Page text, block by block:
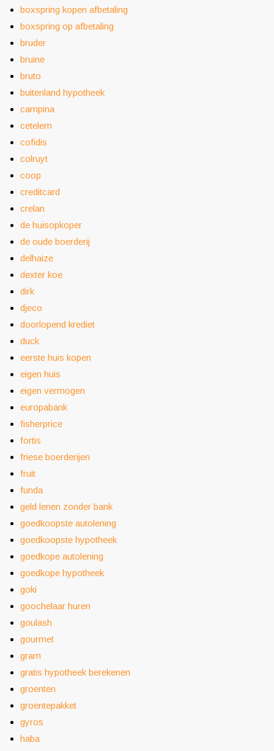
boxspring kopen afbetaling
boxspring op afbetaling
bruder
bruine
bruto
buitenland hypotheek
campina
cetelem
cofidis
colruyt
coop
creditcard
crelan
de huisopkoper
de oude boerderij
delhaize
dexter koe
dirk
djeco
doorlopend krediet
duck
eerste huis kopen
eigen huis
eigen vermogen
europabank
fisherprice
fortis
friese boerderijen
fruit
funda
geld lenen zonder bank
goedkoopste autolening
goedkoopste hypotheek
goedkope autolening
goedkope hypotheek
goki
goochelaar huren
goulash
gourmet
gram
gratis hypotheek berekenen
groenten
groentepakket
gyros
haba